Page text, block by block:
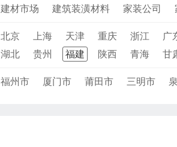
建材市场 建筑装潢材料 家装公司
北京 上海 天津 重庆 浙江
广
湖北 贵州 福建 陕西 青海 甘
福州市 厦门市 莆田市 三明市